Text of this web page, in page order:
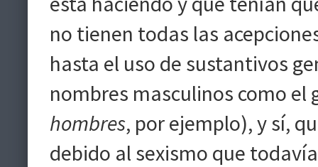
no tienen todas las
hasta el uso de sustantivos
nombres masculinos como el
hombres, por ejemplo), y sí,
debido al sexismo que